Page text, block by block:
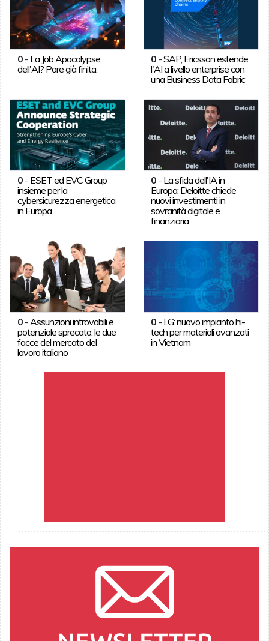
0- La Job Apocalypse
dell'AI? Pare già finita.
0 -SAP, Ericsson estende
l'AI a livello enterprise con
una Business Data Fabric
0- ESET ed EVC Group
insieme per la
cybersicurezza energetica
in Europa
0 - La sfida dell'IA in
Europa: Deloitte chiede
nuovi investimenti in
sovranità digitale e
finanziaria
0- Assunzioni introvabili e
potenziale sprecato: le due
facce del mercato del
lavoro italiano
0 - LG: nuovo impianto hi-
tech per materiali avanzati
in Vietnam